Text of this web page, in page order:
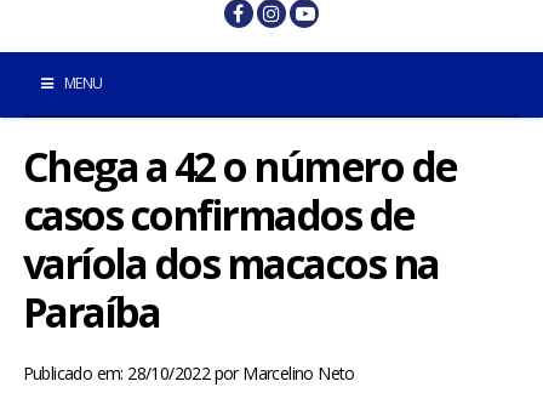
MENU
INÍCIO
POMBAL E REGIÃO
Chega a 42 o número de
casos confirmados de
varíola dos macacos na
Paraíba
Publicado em: 28/10/2022porMarcelino Neto